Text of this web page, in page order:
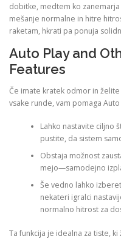
dobitke, medtem ko
mešanje normalne in hitre
raketam, hkrati pa ponuja
Auto Play and
Features
Če imate kratek odmor in
vsake runde, vam pomaga Auto
Lahko nastavite
pustite, da sistem
Obstaja možnost
mejo—samodejno
Še vedno lahko
nekateri igralci
normalno hitrost za
Ta funkcija je idealna za tiste,